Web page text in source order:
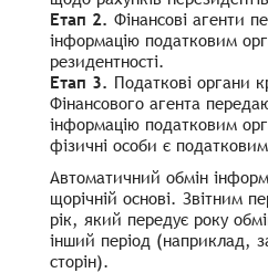
Етап 2. Фінансові агенти
інформацію податковим
резидентності.
Етап 3. Податкові органи
Фінансового агента
інформацію податковим
фізичні особи є
Автоматичний обмін
щорічній основі. Звітним
рік, який передує року
інший період (наприклад,
сторін).